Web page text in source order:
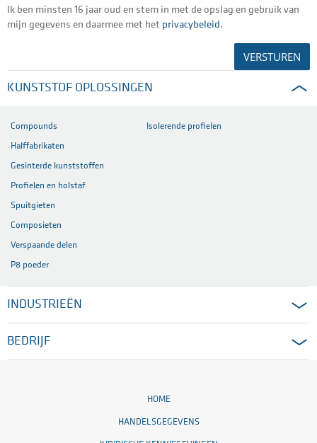
Ik ben minsten 16 jaar oud en stem in met de opslag en gebruik van
mijn gegevens en daarmee met het privacybeleid .
VERSTUREN
KUNSTSTOF OPLOSSINGEN
Compounds
Halffabrikaten
Gesinterde kunststoffen
Profielen en holstaf
Spuitgieten
Composieten
Verspaande delen
P8 poeder
Isolerende profielen
INDUSTRIEËN
BEDRIJF
HOME
HANDELSGEGEVENS